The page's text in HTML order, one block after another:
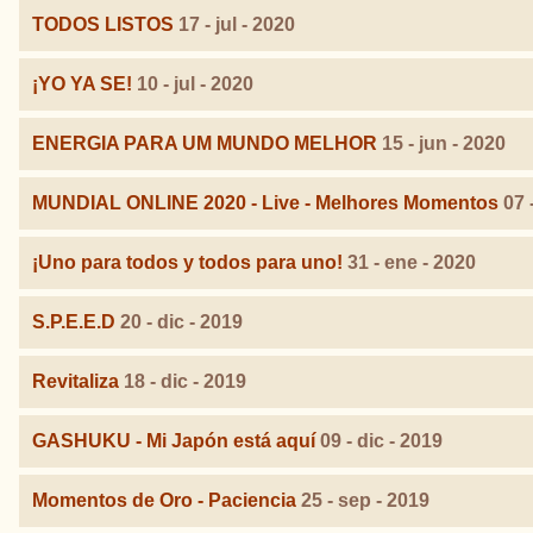
TODOS LISTOS 17 - jul - 2020
¡YO YA SE! 10 - jul - 2020
ENERGIA PARA UM MUNDO MELHOR 15 - jun - 2020
MUNDIAL ONLINE 2020 - Live - Melhores Momentos 07
¡Uno para todos y todos para uno! 31 - ene - 2020
S.P.E.E.D 20 - dic - 2019
Revitaliza 18 - dic - 2019
GASHUKU - Mi Japón está aquí 09 - dic - 2019
Momentos de Oro - Paciencia 25 - sep - 2019